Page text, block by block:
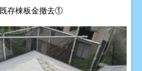
既存棟板金撤去①